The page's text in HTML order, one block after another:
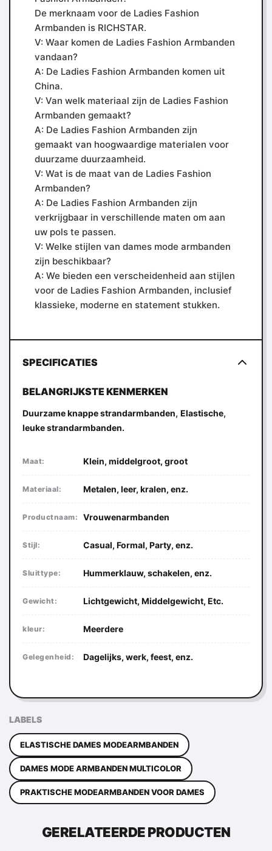
De merknaam voor de Ladies Fashion
Armbanden is RICHSTAR.
V: Waar komen de Ladies Fashion Armbanden
vandaan?
A: De Ladies Fashion Armbanden komen uit
China.
V: Van welk materiaal zijn de Ladies Fashion
Armbanden gemaakt?
A: De Ladies Fashion Armbanden zijn
gemaakt van hoogwaardige materialen voor
duurzame duurzaamheid.
V: Wat is de maat van de Ladies Fashion
Armbanden?
A: De Ladies Fashion Armbanden zijn
verkrijgbaar in verschillende maten om aan
uw pols te passen.
V: Welke stijlen van dames mode armbanden
zijn beschikbaar?
A: We bieden een verscheidenheid aan stijlen
voor de Ladies Fashion Armbanden, inclusief
klassieke, moderne en statement stukken.
SPECIFICATIES
BELANGRIJKSTE KENMERKEN
Duurzame knappe strandarmbanden, Elastische,
leuke strandarmbanden.
Maat: Klein, middelgroot, groot
Materiaal: Metalen, leer, kralen, enz.
Productnaam: Vrouwenarmbanden
Stijl: Casual, Formal, Party, enz.
Sluittype: Hummerklauw, schakelen, enz.
Gewicht: Lichtgewicht, Middelgewicht, Etc.
kleur: Meerdere
Gelegenheid: Dagelijks, werk, feest, enz.
LABELS
ELASTISCHE DAMES MODEARMBANDEN
DAMES MODE ARMBANDEN MULTICOLOR
PRAKTISCHE MODEARMBANDEN VOOR DAMES
GERELATEERDE PRODUCTEN